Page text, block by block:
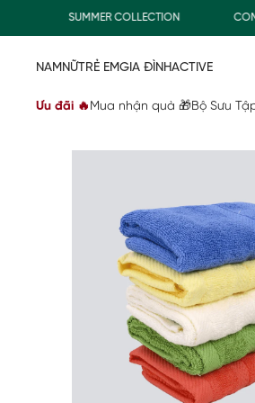
SUMMER COLLECTION COMBO
NAMNỮTRẺ EMGIA ĐÌNHACTIVE
Ưu đãi 🔥 Mua nhận quà 🎁Bộ Sưu